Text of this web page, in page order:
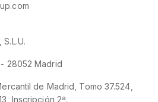
S.L.U.
28052 Madrid
de Madrid, Tomo 37.524,
Inscripción 2ª.